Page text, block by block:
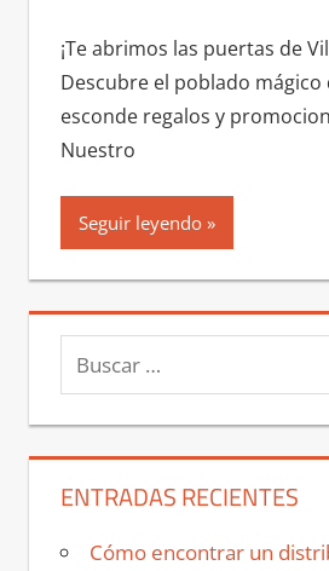
¡Te abrimos las puertas de
Descubre el poblado
esconde regalos y
Nuestro
Seguir leyendo
Buscar:
ENTRADAS RECIENTES
Cómo encontrar un